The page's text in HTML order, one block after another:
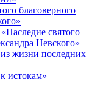
благоверного
святого
Невского»
жизни последних
истокам»